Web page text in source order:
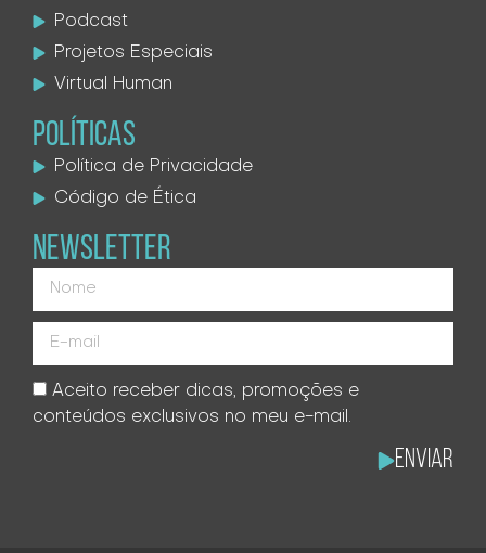
Podcast
Projetos Especiais
Virtual Human
POLÍTICAS
Política de Privacidade
Código de Ética
NEWSLETTER
Aceito receber dicas, promoções e
conteúdos exclusivos no meu e-mail.
Enviar